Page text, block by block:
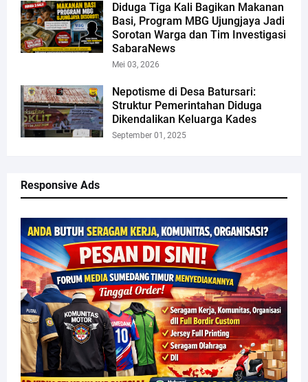
Diduga Tiga Kali Bagikan Makanan
Basi, Program MBG Ujungjaya Jadi
Sorotan Warga dan Tim Investigasi
SabaraNews
Mei 03, 2026
Nepotisme di Desa Batursari:
Struktur Pemerintahan Diduga
Dikendalikan Keluarga Kades
September 01, 2025
Responsive Ads